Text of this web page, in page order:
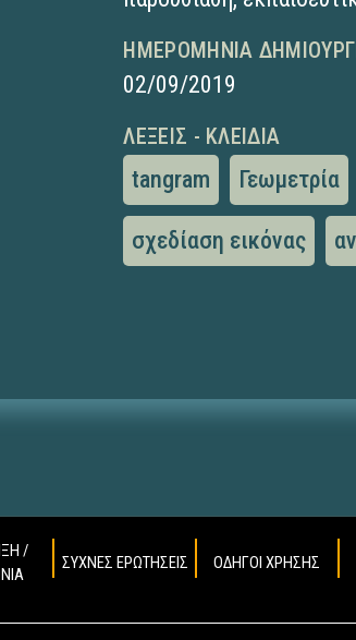
ΗΜΕΡΟΜΗΝΊΑ
02/09/2019
ΛΈΞΕΙΣ - ΚΛΕΙΔΙΆ
tangram Γεωμετρία
σχεδίαση εικόνας
/
ΣΥΧΝΕΣ ΕΡΩΤΗΣΕΙΣ ΟΔΗΓΟΙ ΧΡΗΣΗΣ